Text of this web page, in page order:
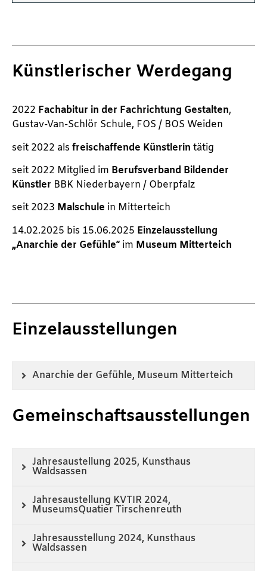
Künstlerischer Werdegang
2022 Fachabitur in der Fachrichtung Gestalten,
Gustav-Van-Schlör Schule, FOS / BOS Weiden
seit 2022 als freischaffende Künstlerin tätig
seit 2022 Mitglied im Berufsverband Bildender
Künstler BBK Niederbayern / Oberpfalz
seit 2023 Malschule in Mitterteich
14.02.2025 bis 15.06.2025 Einzelausstellung
„Anarchie der Gefühle“ im Museum Mitterteich
Einzelausstellungen
Anarchie der Gefühle, Museum Mitterteich
Gemeinschaftsausstellungen
Jahresaustellung 2025, Kunsthaus
Waldsassen
Jahresaustellung KVTIR 2024,
MuseumsQuatier Tirschenreuth
Jahresausstellung 2024, Kunsthaus
Waldsassen